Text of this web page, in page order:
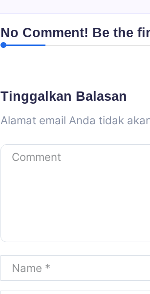
No Comment! Be the
Tinggalkan Balasan
Alamat email Anda tidak